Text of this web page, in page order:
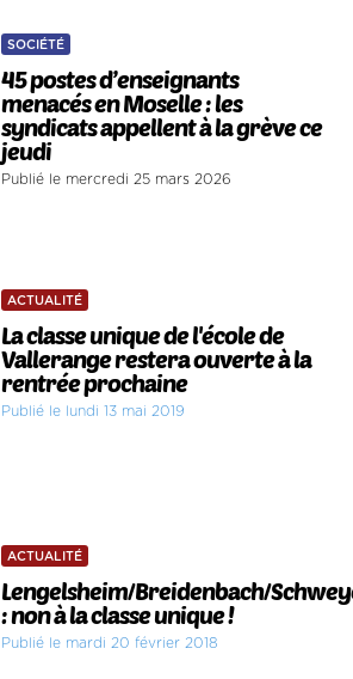
SOCIÉTÉ
45 postes d’enseignants
menacés en Moselle : les
syndicats appellent à la grève ce
jeudi
Publié le mercredi 25 mars 2026
ACTUALITÉ
La classe unique de l'école de
Vallerange restera ouverte à la
rentrée prochaine
Publié le lundi 13 mai 2019
ACTUALITÉ
Lengelsheim/Breidenbach/
: non à la classe unique !
Publié le mardi 20 février 2018